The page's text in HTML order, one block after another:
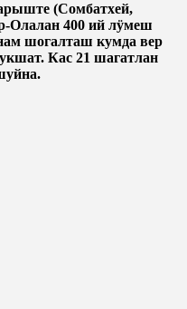
(Сомбатхей,
Олалан 400 ий лӱмеш
шогалташ кумда вер
Кас 21 шагатлан